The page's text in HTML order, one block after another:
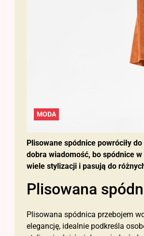
MODA
Plisowane spódnice powróciły
dobra wiadomość, bo spódnice
wiele stylizacji i pasują do
Plisowana
Plisowana spódnica przebojem
elegancję, idealnie podkreśla